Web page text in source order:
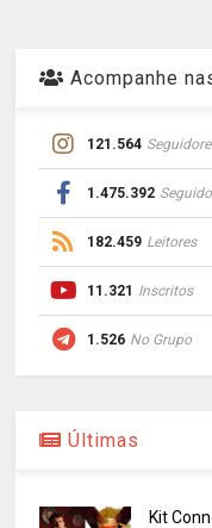
Acompanhe
121.564
1.475.392
182.459 Leitores
11.321 Inscritos
1.526 No Grupo
Últimas
Kit